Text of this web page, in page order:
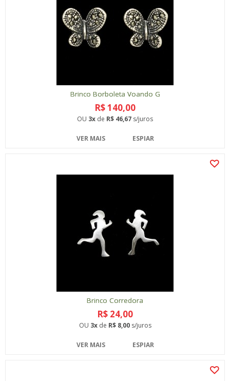
Brinco Borboleta Voando G
R$ 140,00
OU 3x de R$ 46,67 s/juros
VER MAIS ESPIAR
Brinco Corredora
R$ 24,00
OU 3xde R$ 8,00s/juros
VER MAIS ESPIAR